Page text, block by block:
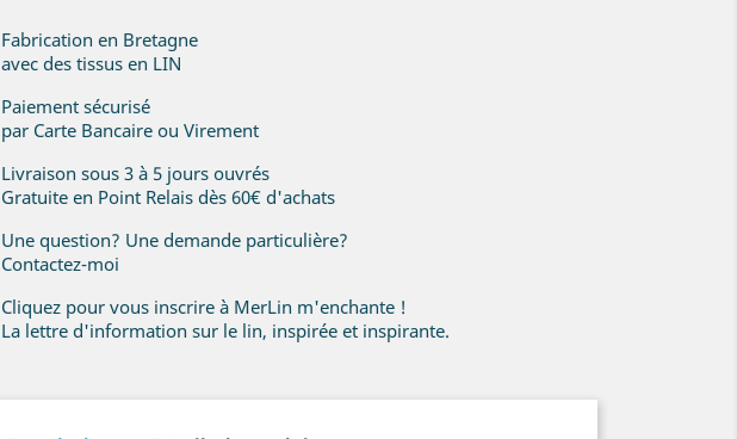
Fabrication en Bretagne
avec des tissus en LIN
Paiement sécurisé
par Carte Bancaire ou Virement
Livraison sous 3 à 5 jours ouvrés
Gratuite en Point Relais dès 60€ d'achats
Une question? Une demande particulière?
Contactez-moi
Cliquez pour vous inscrire à MerLin m'enchante !
La lettre d'information sur le lin, inspirée et inspirante.